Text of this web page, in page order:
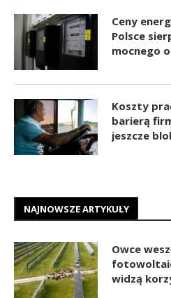
Ceny
Polsce
mocnego
Koszty
barierą
jeszcze
NAJNOWSZE ARTYKUŁY
Owce
widzą